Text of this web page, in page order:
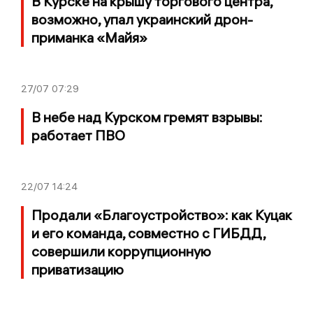
возможно, упал украинский дрон-
приманка «Майя»
27/07 07:29
В небе над Курском гремят взрывы:
работает ПВО
22/07 14:24
Продали «Благоустройство»: как Куцак
и его команда, совместно с ГИБДД,
совершили коррупционную
приватизацию